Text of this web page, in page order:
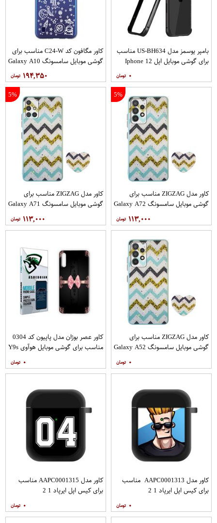
بامپر یوسمز مدل US-BH634 مناسب
برای گوشی موبایل اپل Iphone 12
۰
کاور مگافون کد C24-W مناسب برای
گوشی موبایل سامسونگ Galaxy A10
۱۹۴,۳۵۰
5%
کاور مدل ZIGZAG مناسب برای
گوشی موبایل سامسونگ Galaxy A72
۱۱۳,۰۰۰
5%
کاور مدل ZIGZAG مناسب برای
گوشی موبایل سامسونگ Galaxy A71
۱۱۳,۰۰۰
کاور مدل ZIGZAG مناسب برای
گوشی موبایل سامسونگ Galaxy A52
۰
کاور عصر بوژان مدل پاپیون کد 0304
مناسب برای گوشی موبایل هوآوی Y9s
۰
کاور مدل AAPC0001313 مناسب
برای کیس اپل ایرپاد 1 2
۰
کاور مدل AAPC0001315 مناسب
برای کیس اپل ایرپاد 1 2
۰